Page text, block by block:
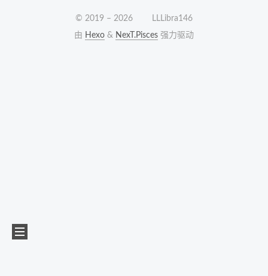
© 2019 –2026
LLLibra146
由 Hexo & NexT.Pisces 强力驱动